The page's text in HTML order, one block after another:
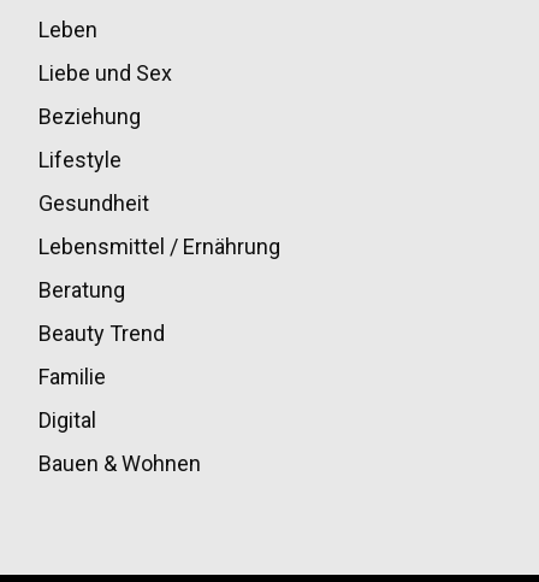
Leben
Liebe und Sex
Beziehung
Lifestyle
Gesundheit
Lebensmittel / Ernährung
Beratung
Beauty Trend
Familie
Digital
Bauen & Wohnen